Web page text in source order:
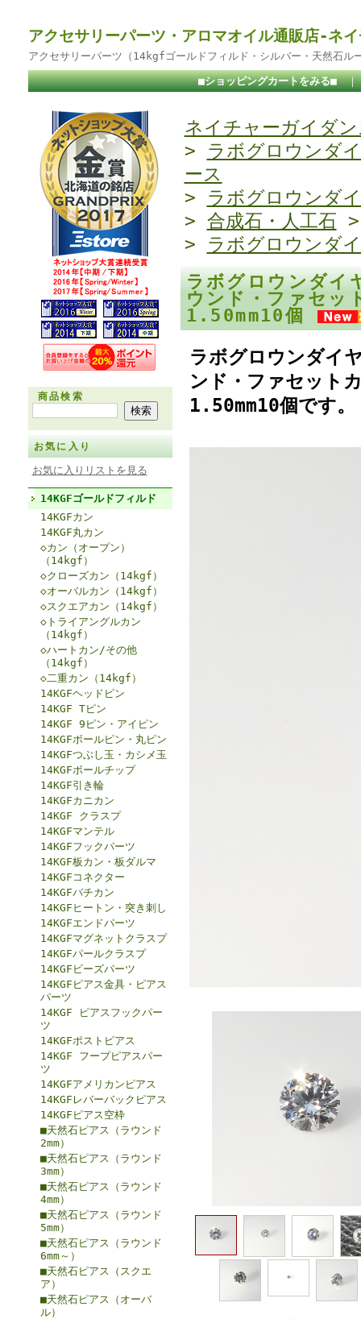
アクセサリーパーツ・アロマオイル通販店-ネ
アクセサリーパーツ（14kgfゴールドフィルド・シルバー・天然石ル
■ショッピングカートをみる■
商品検索
お気に入り
お気に入りリストを見る
14KGFゴールドフィルド
14KGFカン
14KGF丸カン
◇カン（オープン）
（14kgf）
◇クローズカン（14kgf）
◇オーバルカン（14kgf）
◇スクエアカン（14kgf）
◇トライアングルカン
（14kgf）
◇ハートカン/その他
（14kgf）
◇二重カン（14kgf）
14KGFヘッドピン
14KGF Tピン
14KGF 9ピン・アイピン
14KGFボールピン・丸ピン
14KGFつぶし玉・カシメ玉
14KGFボールチップ
14KGF引き輪
14KGFカニカン
14KGF クラスプ
14KGFマンテル
14KGFフックパーツ
14KGF板カン・板ダルマ
14KGFコネクター
14KGFバチカン
14KGFヒートン・突き刺し
14KGFエンドパーツ
14KGFマグネットクラスプ
14KGFパールクラスプ
14KGFビーズパーツ
14KGFピアス金具・ピアス
パーツ
14KGF ピアスフックパー
ツ
14KGFポストピアス
14KGF フープピアスパー
ツ
14KGFアメリカンピアス
14KGFレバーバックピアス
14KGFピアス空枠
■天然石ピアス（ラウンド
2mm）
■天然石ピアス（ラウンド
3mm）
■天然石ピアス（ラウンド
4mm）
■天然石ピアス（ラウンド
5mm）
■天然石ピアス（ラウンド
6mm～）
■天然石ピアス（スクエ
ア）
■天然石ピアス（オーバ
ル）
ネイチャーガイダン
> ラボグロウンダ
ース
> ラボグロウンダ
> 合成石・人工石
> ラボグロウンダ
ラボグロウンダイ
ウンド・ファセッ
1.50mm10個
ラボグロウンダイ
ンド・ファセット
1.50mm10個です。